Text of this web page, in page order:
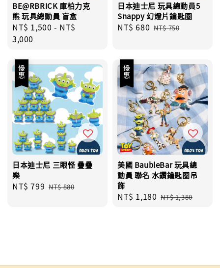
BE@RBRICK 庫柏力克
熊 玩具總動員 盲盒
Regular
price
NT$ 1,500 - NT$
3,000
日本迪士尼 玩具總動員5
Snappy 幻燈片鑰匙圈
Sale
NT$ 680 Regular
NT$ 750
優惠
日本迪士尼 三眼怪 疊疊
樂
Sale
NT$ 799 Regular
NT$ 880
優惠
美國 BaubleBar 玩具總
動員 聯名 水鑽鑰匙圈吊
飾
Sale
NT$ 1,180 Regular
NT$ 1,380